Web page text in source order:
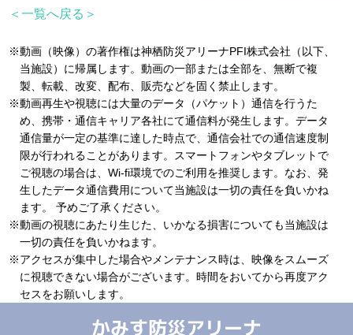
＜一覧へ戻る＞
※動画（映像）の著作権は神栖防災アリーナPFI株式会社（以下、
当施設）に帰属します。動画の一部または全部を、無断で複
製、転載、改変、配布、販売などを固く禁止します。
※動画再生や視聴には大量のデータ（パケット）通信を行うた
め、携帯・通信キャリア各社にて通信料が発生します。データ
通信量が一定の基準に達した時点で、通信会社での通信速度制
限が行われることがあります。スマートフォンやタブレットで
ご視聴の場合は、Wi-fi環境でのご利用を推奨します。なお、発
生したデータ通信費用について当施設は一切の責任を負いかね
ます。 予めご了承ください。
※動画の視聴にあたり生じた、いかなる損害についても当施設は
一切の責任を負いかねます。
※アクセスが集中した場合やメンテナンス時は、映像をスムーズ
に視聴できない場合がございます。時間をおいてから再度アク
セスをお願いします。
かみす防災アリーナ